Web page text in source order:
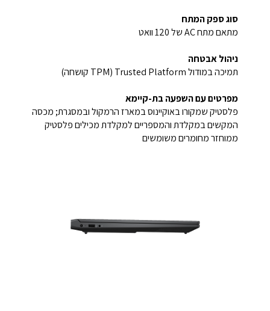
סוג ספק המתח
מתאם מתח AC של 120 וואט
ניהול אבטחה
תמיכה במודול Trusted Platform ‏(TPM קושחה)‎
מפרטים עם השפעה בת-קיימא
פלסטיק שמקורו באוקיינוס במארז הרמקול ובמסגרת; מכסה
המקשים במקלדת והמספריים למקלדת מכילים פלסטיק
ממוחזר מחומרים משומשים